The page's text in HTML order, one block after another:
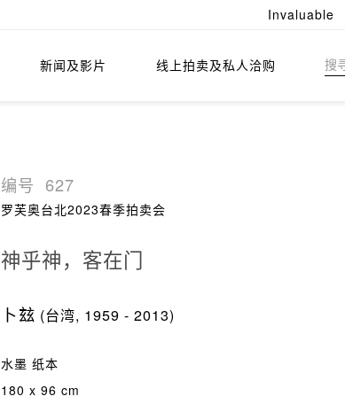
Invaluable
新闻及影片 线上拍卖及私人洽购
编号 627
罗芙奥台北2023春季拍卖会
神乎神，客在门
卜玆 (台湾, 1959 - 2013)
水墨 纸本
180 x 96 cm